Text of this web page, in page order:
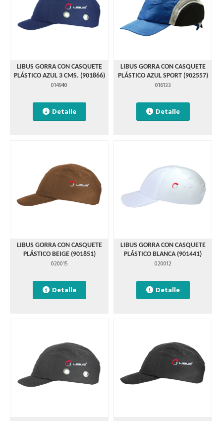
LIBUS GORRA CON CASQUETE
PLÁSTICO AZUL 3 CMS. (901866)
014940
Detalle
LIBUS GORRA CON CASQUETE
PLÁSTICO AZUL SPORT (902557)
016133
Detalle
LIBUS GORRA CON CASQUETE
PLÁSTICO BEIGE (901851)
020015
Detalle
LIBUS GORRA CON CASQUETE
PLÁSTICO BLANCA (901441)
020012
Detalle